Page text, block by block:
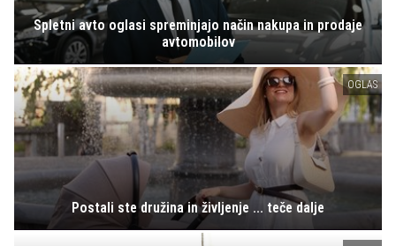
Spletni avto oglasi spreminjajo način nakupa in prodaje
avtomobilov
OGLAS
Postali ste družina in življenje ... teče dalje